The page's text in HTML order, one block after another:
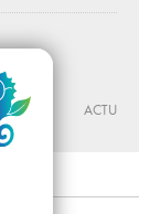
ACTU